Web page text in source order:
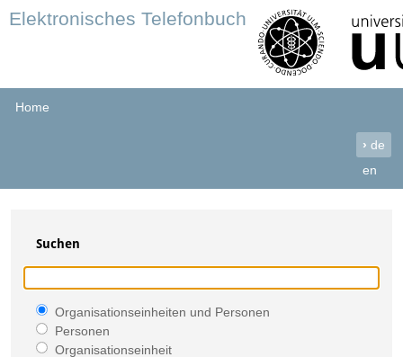
Elektronisches Telefonbuch
Home
› de
en
Suchen
Organisationseinheiten und Personen
Personen
Organisationseinheit